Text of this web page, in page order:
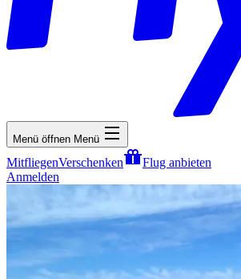
Menü öffnen Menü
MitfliegenVerschenken
Flug anbieten
Anmelden